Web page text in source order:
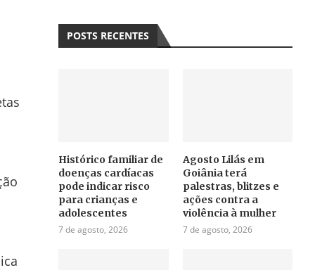
POSTS RECENTES
Histórico familiar de
doenças cardíacas
pode indicar risco
para crianças e
adolescentes
7 de agosto, 2026
Agosto Lilás em
Goiânia terá
palestras, blitzes e
ações contra a
violência à mulher
7 de agosto, 2026